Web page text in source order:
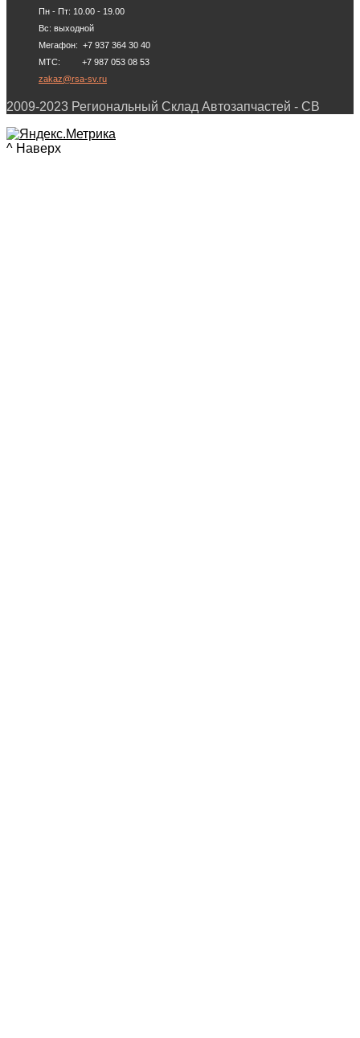
Пн - Пт: 10.00 - 19.00
Вс: выходной
Мегафон: +7 937 364 30 40
МТС: +7 987 053 08 53
zakaz@rsa-sv.ru
2009-2023 Региональный Склад Автозапчастей - СВ
^ Наверх